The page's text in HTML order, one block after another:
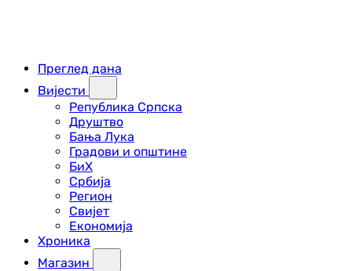
Преглед дана
Вијести
Република Српска
Друштво
Бања Лука
Градови и општине
БиХ
Србија
Регион
Свијет
Економија
Хроника
Магазин